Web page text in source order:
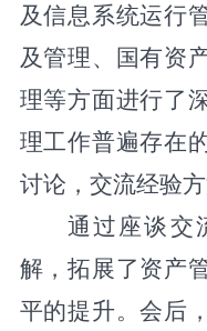
及信息系统运行
及管理、国有资
理等方面进行了
理工作普遍存在
讨论，交流经验方
通过座谈交
解，拓展了资产
平的提升。会后